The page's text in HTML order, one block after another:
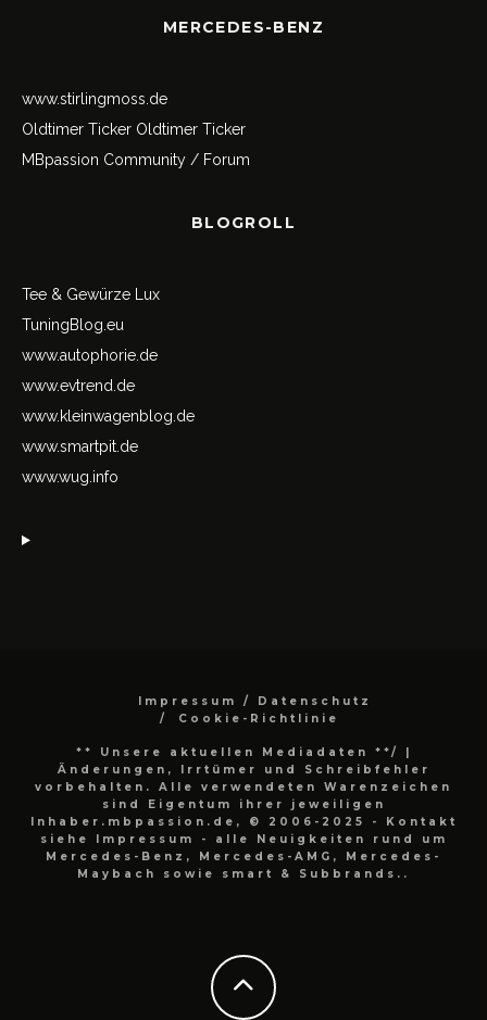
MERCEDES-BENZ
www.stirlingmoss.de
Oldtimer Ticker Oldtimer Ticker
MBpassion Community / Forum
BLOGROLL
Tee & Gewürze Lux
TuningBlog.eu
www.autophorie.de
www.evtrend.de
www.kleinwagenblog.de
www.smartpit.de
www.wug.info
Impressum / Datenschutz
Cookie-Richtlinie
** Unsere aktuellen Mediadaten **/
|
Änderungen, Irrtümer und Schreibfehler
vorbehalten. Alle verwendeten Warenzeichen
sind Eigentum ihrer jeweiligen
Inhaber.mbpassion.de, © 2006-2025 - Kontakt
siehe Impressum - alle Neuigkeiten rund um
Mercedes-Benz, Mercedes-AMG, Mercedes-
Maybach sowie smart & Subbrands..